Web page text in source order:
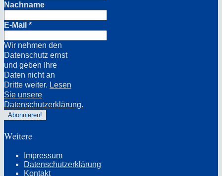
Nachname
E-Mail *
Wir nehmen den
Datenschutz ernst
und geben Ihre
Daten nicht an
Dritte weiter. Lesen
Sie unsere
Datenschutzerklärung.
Weitere
Impressum
Datenschutzerklärung
Kontakt